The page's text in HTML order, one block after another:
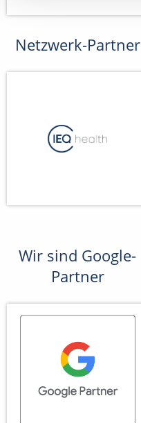
Netzwerk-Partner
Wir sind Google-
Partner